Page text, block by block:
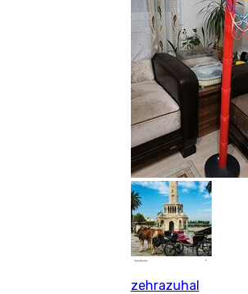
zehrazuhal